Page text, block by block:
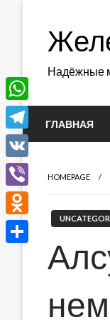
содержимому
Надёжные
ГЛАВНАЯ
HOMEPAGE
WhatsApp
Telegram
VK
Viber
Odnoklassniki
Отправить